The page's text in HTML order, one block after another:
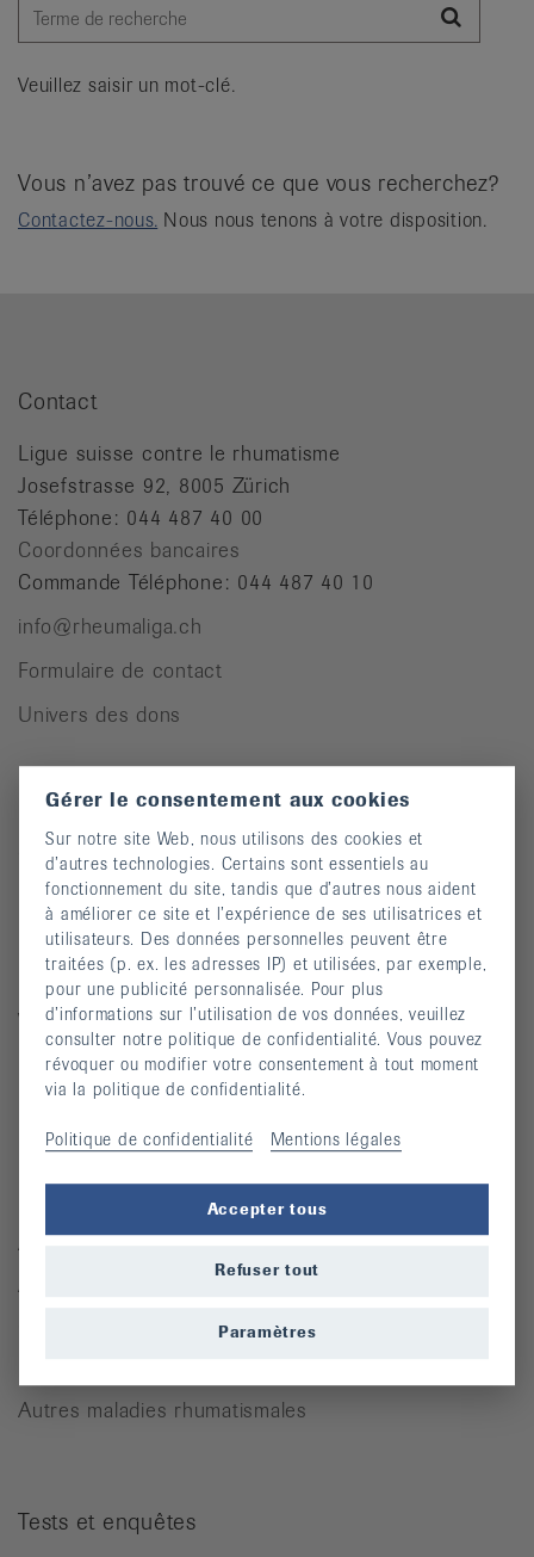
Veuillez saisir un mot-clé.
Vous n’avez pas trouvé ce que vous recherchez?
Contactez-nous. Nous nous tenons à votre disposition.
Contact
Ligue suisse contre le rhumatisme
Josefstrasse 92, 8005 Zürich
Téléphone: 044 487 40 00
Coordonnées bancaires
Commande Téléphone: 044 487 40 10
info@rheumaliga.ch
Formulaire de contact
Univers des dons
Pour des personnes atteintes de rhumatisme
Cours
Manifestations
Prévention des chutes
Publications
Vidéos
Lettre d’information
Moyens auxiliaires
Maladies rhumatismales
Arthrite
Arthrose
Autres maladies rhumatismales
Tests et enquêtes
Gérer le consentement aux cookies
Sur notre site Web, nous utilisons des cookies et
d’autres technologies. Certains sont essentiels au
fonctionnement du site, tandis que d’autres nous aident
à améliorer ce site et l’expérience de ses utilisatrices et
utilisateurs. Des données personnelles peuvent être
traitées (p. ex. les adresses IP) et utilisées, par exemple,
pour une publicité personnalisée. Pour plus
d’informations sur l’utilisation de vos données, veuillez
consulter notre politique de confidentialité. Vous pouvez
révoquer ou modifier votre consentement à tout moment
via la politique de confidentialité.
Politique de confidentialité Mentions légales
Accepter tous
Refuser tout
Paramètres